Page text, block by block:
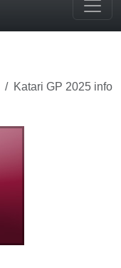
Katari GP 2025 info